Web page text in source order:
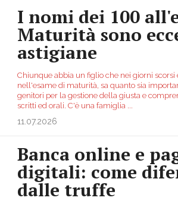
I nomi dei 100
Maturità sono
astigiane
Chiunque abbia un figlio che nei giorni scorsi
nell'esame di maturità, sa quanto sia
genitori per la gestione della giusta e
scritti ed orali. C'è una famiglia
11.07.2026
Banca online e
digitali: come
dalle truffe